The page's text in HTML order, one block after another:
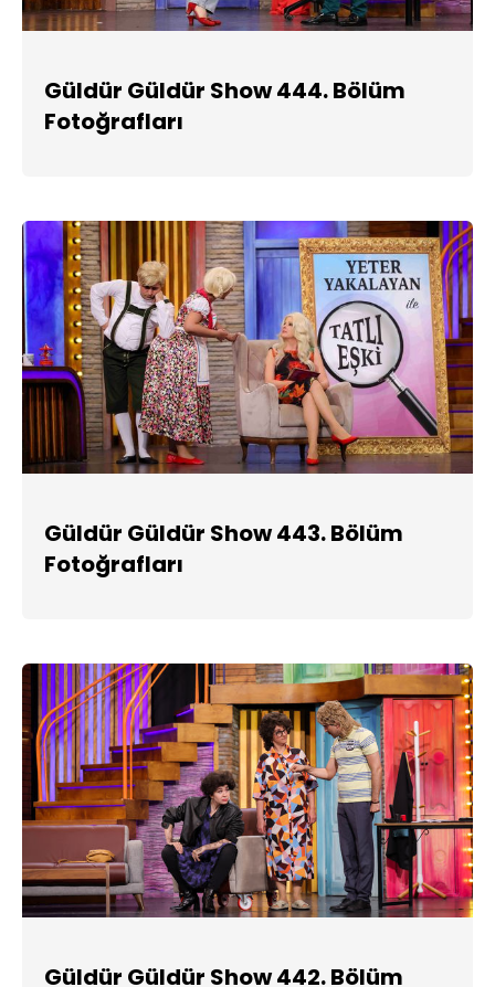
Güldür Güldür Show 444. Bölüm
Fotoğrafları
Güldür Güldür Show 443. Bölüm
Fotoğrafları
Güldür Güldür Show 442. Bölüm